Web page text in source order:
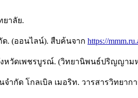
ยาลัย.
ด. (ออนไลน์). สืบค้นจาก https://
หวัดเพชรบูรณ์. (วิทยานิพนธ์ปริญญา
ด โกลเบิล เมอริท. วารสารวิทยาก